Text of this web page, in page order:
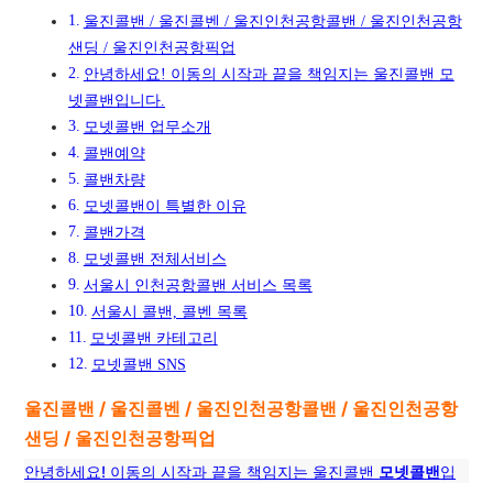
울진콜밴 / 울진콜벤 / 울진인천공항콜밴 / 울진인천공항
샌딩 / 울진인천공항픽업
안녕하세요! 이동의 시작과 끝을 책임지는 울진콜밴 모
넷콜밴입니다.
모넷콜밴 업무소개
콜밴예약
콜밴차량
모넷콜밴이 특별한 이유
콜밴가격
모넷콜밴 전체서비스
서울시 인천공항콜밴 서비스 목록
서울시 콜밴, 콜벤 목록
모넷콜밴 카테고리
모넷콜밴 SNS
울진콜밴 / 울진콜벤 / 울진인천공항콜밴 / 울진인천공항
샌딩 / 울진인천공항픽업
안녕하세요! 이동의 시작과 끝을 책임지는 울진콜밴 모넷콜밴입